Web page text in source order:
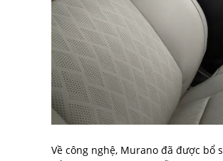
Về công nghệ, Murano đã được